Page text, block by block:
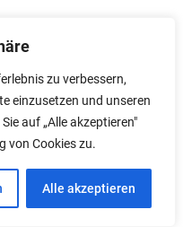
zu verbessern,
einzusetzen und unseren
auf „Alle akzeptieren"
von Cookies zu.
Alle akzeptieren